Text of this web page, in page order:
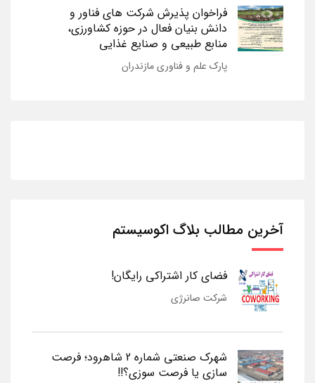
فراخوان پذیرش شرکت های فناور و
دانش بنیان فعال در حوزه کشاورزی،
منابع طبیعی و صنایع غذایی
پارک علم و فناوری مازندران
آخرین مطالب بلاگ اکوسیستم
فضای کار اشتراکی رایگان!
شرکت صانرژی
شهرک صنعتی شماره 2 شاهرود؛ فرصت
سازی یا فرصت سوزی؟!!